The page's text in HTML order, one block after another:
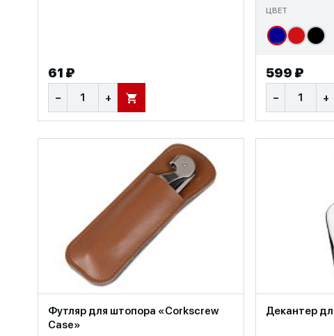
61 ₽
− + В КОРЗИНУ
ЦВЕТ
599 ₽
− +
Футляр для штопора «Corkscrew
Case»
Декантер